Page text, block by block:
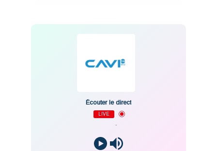
Écouter le direct
LIVE